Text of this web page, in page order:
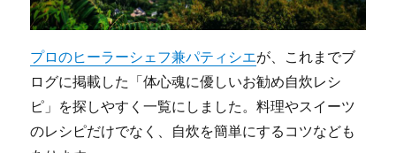
浅
く」
き
る
喜
─
プロのヒーラーシェフ兼パティシエが、これまでブ
ログに掲載した「体心魂に優しいお勧め自炊レシ
ピ」を探しやすく一覧にしました。料理やスイーツ
のレシピだけでなく、自炊を簡単にするコツなども